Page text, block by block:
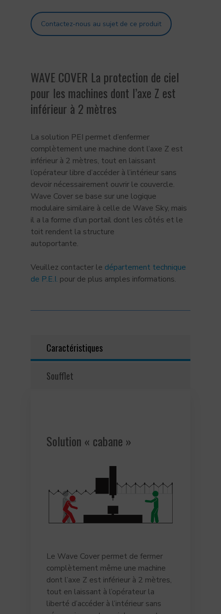
Contactez-nous au sujet de ce produit
WAVE COVER La protection de ciel
pour les machines dont l’axe Z est
inférieur à 2 mètres
La solution PEI permet d’enfermer
complètement une machine dont l’axe Z est
inférieur à 2 mètres, tout en laissant
l’opérateur libre d’accéder à l’intérieur sans
devoir nécessairement ouvrir le couvercle.
Wave Cover se base sur une logique
modulaire similaire à celle de Wave Sky, mais
il a la forme d’un portail dont les côtés et le
toit rendent la structure
autoportante.
Veuillez contacter le département technique
de P.E.I. pour de plus amples informations.
Caractéristiques
Soufflet
Solution « cabane »
Le Wave Cover permet de fermer
complètement même une machine
dont l’axe Z est inférieur à 2 mètres,
tout en laissant à l’opérateur la
liberté d’accéder à l’intérieur sans